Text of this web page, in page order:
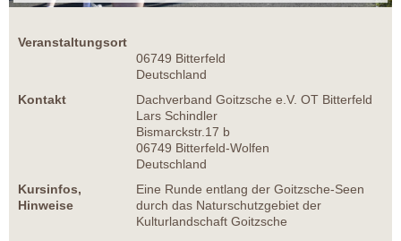
Veranstaltungsort
06749 Bitterfeld
Deutschland
Kontakt
Dachverband Goitzsche e.V. OT Bitterfeld
Lars Schindler
Bismarckstr.17 b
06749 Bitterfeld-Wolfen
Deutschland
Kursinfos,
Hinweise
Eine Runde entlang der Goitzsche-Seen
durch das Naturschutzgebiet der
Kulturlandschaft Goitzsche